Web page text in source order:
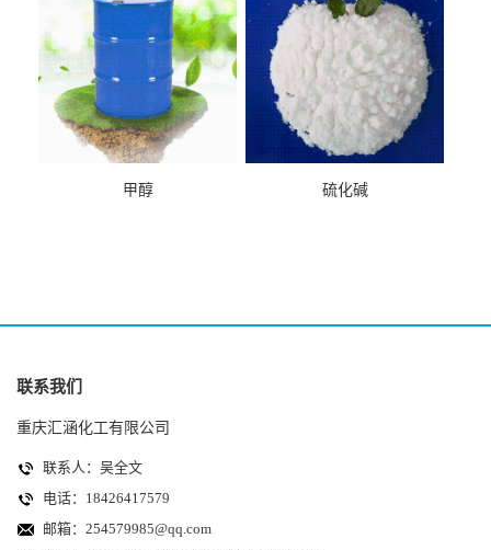
甲醇 硫化碱
联系我们
重庆汇涵化工有限公司
联系人：吴全文
电话：18426417579
邮箱： 254579985@qq.com